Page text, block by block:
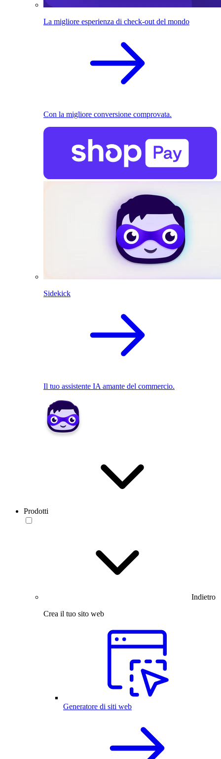
La migliore esperienza di check-out del mondo
Con la migliore conversione comprovata.
Sidekick
Il tuo assistente IA amante del commercio.
Prodotti
Indietro
Crea il tuo sito web
Generatore di siti web